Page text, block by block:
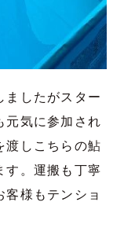
ましたがスター
元気に参加され
渡しこちらの鮎
す。運搬も丁寧
客様もテンショ